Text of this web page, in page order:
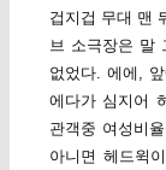
겁지겁 무대 맨
브 소극장은 말
없었다. 에에,
에다가 심지어
관객중 여성비
아니면 헤드윅